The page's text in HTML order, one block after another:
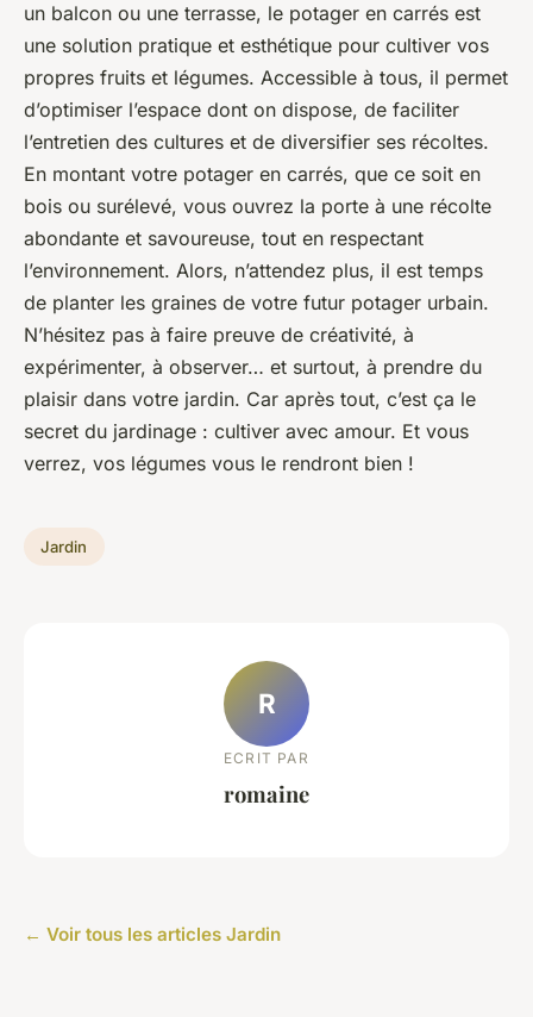
un balcon ou une terrasse, le potager en carrés est
une solution pratique et esthétique pour cultiver vos
propres fruits et légumes. Accessible à tous, il permet
d’optimiser l’espace dont on dispose, de faciliter
l’entretien des cultures et de diversifier ses récoltes.
En montant votre potager en carrés, que ce soit en
bois ou surélevé, vous ouvrez la porte à une récolte
abondante et savoureuse, tout en respectant
l’environnement. Alors, n’attendez plus, il est temps
de planter les graines de votre futur potager urbain.
N’hésitez pas à faire preuve de créativité, à
expérimenter, à observer… et surtout, à prendre du
plaisir dans votre jardin. Car après tout, c’est ça le
secret du jardinage : cultiver avec amour. Et vous
verrez, vos légumes vous le rendront bien !
Jardin
R
ECRIT PAR
romaine
← Voir tous les articles Jardin